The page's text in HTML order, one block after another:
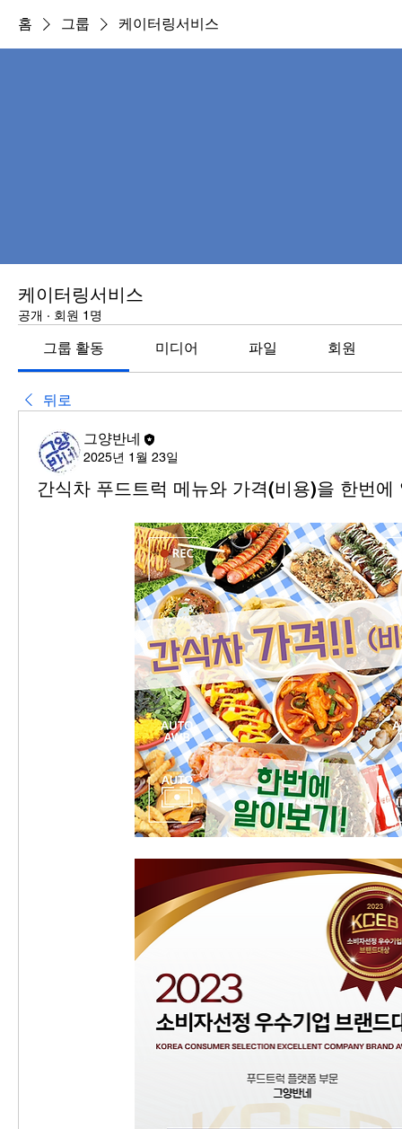
홈 그룹 케이터링서비스
케이터링서비스
공개 · 회원 1명
그룹 활동 미디어 파일 회원
뒤로
그양반네
2025년 1월 23일
간식차 푸드트럭 메뉴와 가격(비용)을 한번에